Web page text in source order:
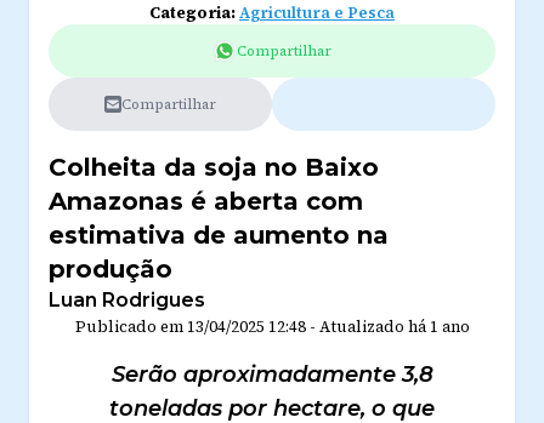
Categoria:Agricultura e Pesca
Compartilhar
Compartilhar
Colheita da soja no Baixo
Amazonas é aberta com
estimativa de aumento na
produção
Luan Rodrigues
Publicado em 13/04/2025 12:48- Atualizado há 1 ano
Serão aproximadamente 3,8
toneladas por hectare, o que